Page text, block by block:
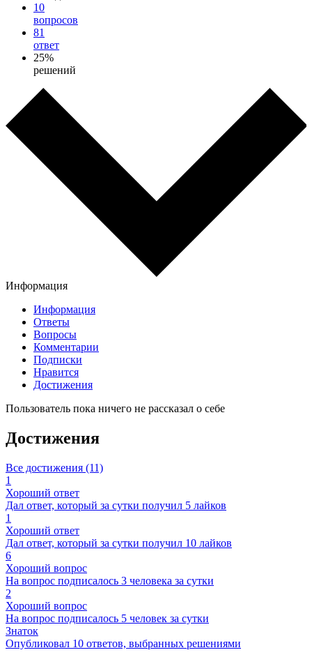
10
вопросов
81
ответ
25%
решений
Информация
Информация
Ответы
Вопросы
Комментарии
Подписки
Нравится
Достижения
Пользователь пока ничего не рассказал о себе
Достижения
Все достижения (11)
1
Хороший ответ
Дал ответ, который за сутки получил 5 лайков
1
Хороший ответ
Дал ответ, который за сутки получил 10 лайков
6
Хороший вопрос
На вопрос подписалось 3 человека за сутки
2
Хороший вопрос
На вопрос подписалось 5 человек за сутки
Знаток
Опубликовал 10 ответов, выбранных решениями